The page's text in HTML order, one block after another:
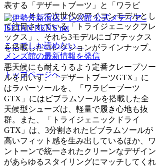
表する「デザートブーツ」と「ワラビ
ー」、そして次世代のアイコンモデルとし
て注目されている「トライジェニックフレ
ックス」、それら3モデルにゴアテックス
を搭載したコレクションがラインナップ。
悪天候にも耐えうるよう定番クレープソー
ルを用いず、「デザートブーツGTX」に
はラバーソールを、「ワラビーブーツ
GTX」にはビブラムソールを搭載した全
天候型シューズは、軽量で履き心地も抜
群。また、「トライジェニックドライ
GTX」は、3分割されたビブラムソールが
高いフィット感を生み出しているほか、ワ
ントーンで統一されたクリーンなデザイン
があらゆるスタイリングにマッチしてくれ
ここでしか読めない、
メンズ館の最新情報を発信
トップページへ